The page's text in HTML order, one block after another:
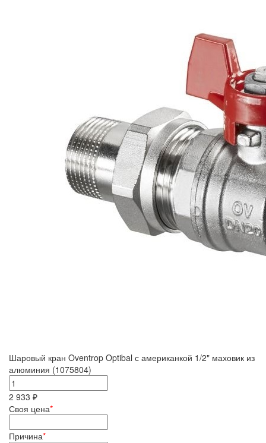
Шаровый кран Oventrop Optibal с американкой 1/2" маховик из
алюминия (1075804)
2 933 ₽
Своя цена*
Причина*